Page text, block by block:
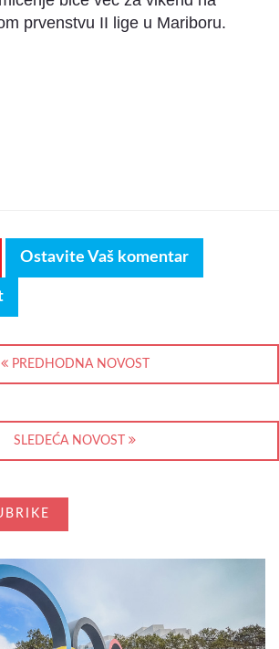
prvenstvu II lige u Mariboru.
Ostavite Vaš komentar
PREDHODNA NOVOST
SLEDEĆA NOVOST